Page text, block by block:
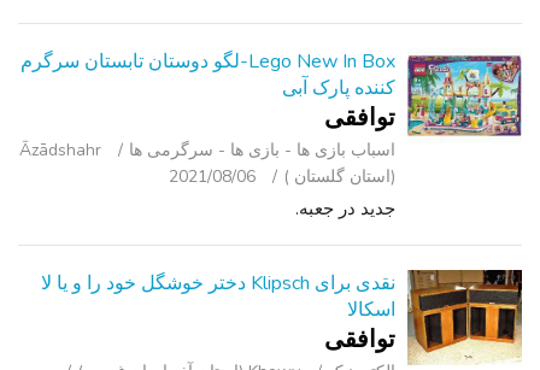
Lego New In Box-لگو دوستان تابستان سرگرم
کننده پارک آبی
توافقی
اسباب‌ بازی ها - بازی ها - سرگرمی ‌ها
Āzādshahr
(استان گلستان )
2021/08/06
جدید در جعبه.
نقدی برای Klipsch دختر خوشگل خود را و یا لا
اسکالا
توافقی